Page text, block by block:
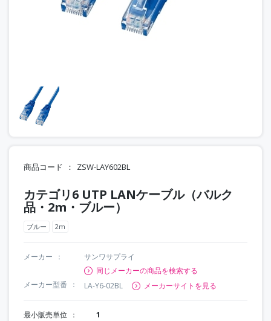
商品コード ZSW-LAY602BL
カテゴリ6 UTP LANケーブル（バルク
品・2m・ブルー）
ブルー 2m
メーカー
サンワサプライ
同じメーカーの商品を検索する
メーカー型番
LA-Y6-02BL メーカーサイトを見る
最小販売単位 1